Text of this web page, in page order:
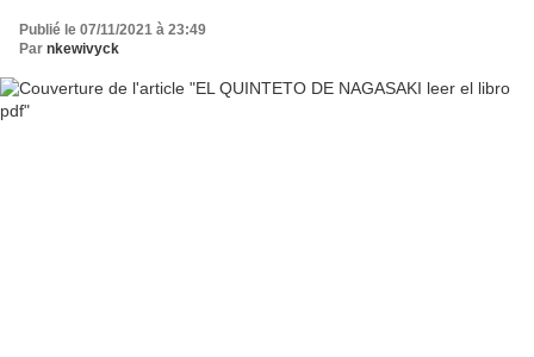
Publié le 07/11/2021 à 23:49
Par nkewivyck